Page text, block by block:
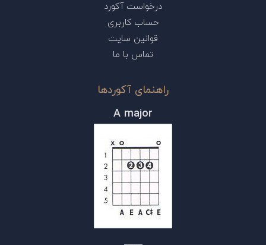
درخواست آکورد
حساب کاربری
قوانین سایت
تماس با ما
راهنمای آکوردها
A major